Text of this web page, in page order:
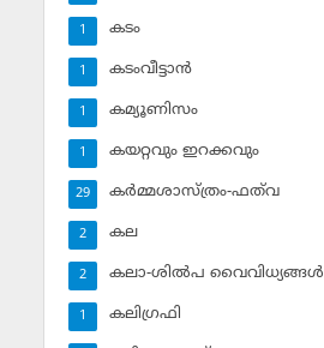
കടം
1
കടംവീട്ടാന്‍
1
കമ്യൂണിസം
1
കയറ്റവും ഇറക്കവും
1
കര്‍മ്മശാസ്ത്രം-ഫത്‌വ
29
കല
2
കലാ-ശില്‍പ വൈവിധ്യങ്ങള്‍
2
കലിഗ്രഫി
1